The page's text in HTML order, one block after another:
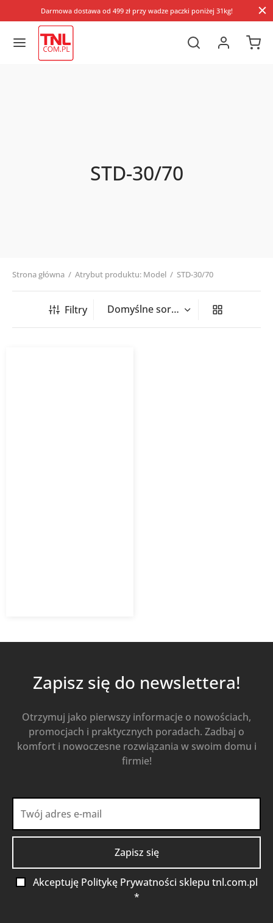
Darmowa dostawa od 499 zł przy wadze paczki poniżej 31kg!
STD-30/70
Strona główna / Atrybut produktu: Model / STD-30/70
Filtry
Zapisz się do newslettera!
Otrzymuj jako pierwszy informacje o nowościach,
promocjach i praktycznych poradach. Zadbaj o
komfort i nowoczesne rozwiązania w swoim domu i
firmie!
Akceptuję Politykę Prywatności sklepu tnl.com.pl
*